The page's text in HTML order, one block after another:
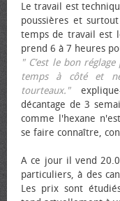
Le travail est
poussières et
temps de travail est
prend 6 à 7 heures
" C’est le bon
temps à côté et
tourteaux."
décantage de 3
comme l'hexane
se faire connaître,
A ce jour il vend
particuliers, à des
Les prix sont